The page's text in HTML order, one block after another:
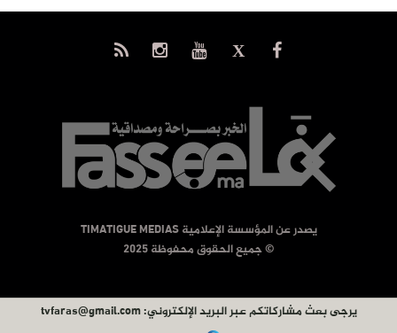
يصدر عن المؤسسة الإعلامية TIMATIGUE MEDIAS
© جميع الحقوق محفوظة 2025
يرجى بعث مشاركاتكم عبر البريد الإلكتروني:tvfaras@gmail.com